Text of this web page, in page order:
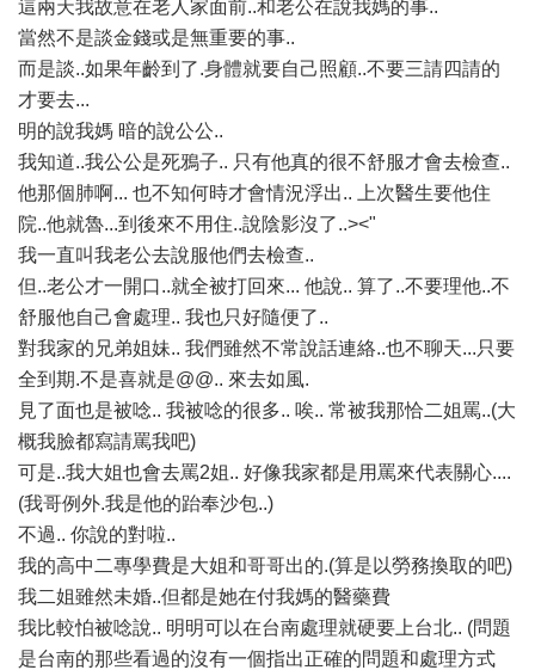
這兩天我故意在老人家面前..和老公在說我媽的事..
當然不是談金錢或是無重要的事..
而是談..如果年齡到了.身體就要自己照顧..不要三請四請的
才要去...
明的說我媽 暗的說公公..
我知道..我公公是死鴉子.. 只有他真的很不舒服才會去檢查..
他那個肺啊... 也不知何時才會情況浮出.. 上次醫生要他住
院..他就魯...到後來不用住..說陰影沒了..><"
我一直叫我老公去說服他們去檢查..
但..老公才一開口..就全被打回來... 他說.. 算了..不要理他..不
舒服他自己會處理.. 我也只好隨便了..
對我家的兄弟姐妹.. 我們雖然不常說話連絡..也不聊天...只要
全到期.不是喜就是@@.. 來去如風.
見了面也是被唸.. 我被唸的很多.. 唉.. 常被我那恰二姐罵..(大
概我臉都寫請罵我吧)
可是..我大姐也會去罵2姐.. 好像我家都是用罵來代表關心....
(我哥例外.我是他的跆奉沙包..)
不過.. 你說的對啦..
我的高中二專學費是大姐和哥哥出的.(算是以勞務換取的吧)
我二姐雖然未婚..但都是她在付我媽的醫藥費
我比較怕被唸說.. 明明可以在台南處理就硬要上台北.. (問題
是台南的那些看過的沒有一個指出正確的問題和處理方式